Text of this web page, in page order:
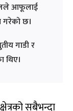
आफूलाई
गरेको छ।
गाडी र
थिए।
सबैभन्दा